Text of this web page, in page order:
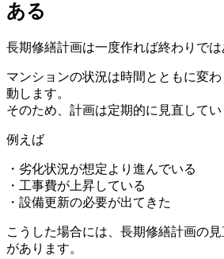
ある
長期修繕計画は一度作れば終わりでは
マンションの状況は時間とともに変
動します。
そのため、計画は定期的に見直してい
例えば
・劣化状況が想定より進んでいる
・工事費が上昇している
・設備更新の必要が出てきた
こうした場合には、長期修繕計画の
があります。